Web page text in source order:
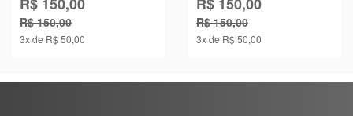
R$ 150,00
3x de R$ 50,00
R$ 150,00
3x de R$ 50,00